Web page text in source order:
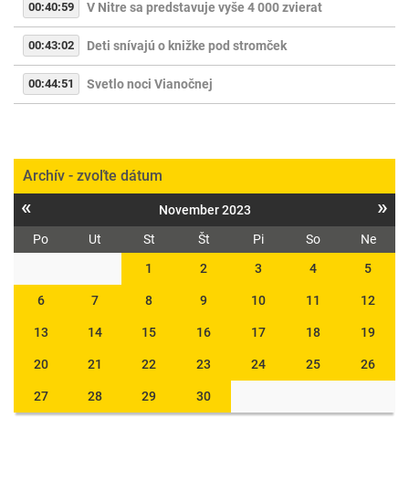
00:40:59 V Nitre sa predstavuje vyše 4 000 zvierat
00:43:02 Deti snívajú o knižke pod stromček
00:44:51 Svetlo noci Vianočnej
Archív - zvoľte dátum
« November 2023 »
Po Ut St Št Pi So
Ne
1
2 3 4 5
6 7 8 9 10 11 12
13 14 15 16 17 18 19
20 21 22 23 24 25 26
27 28 29 30